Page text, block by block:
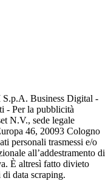
S.p.A. Business Digital -
- Per la pubblicità
N.V., sede legale
46, 20093 Cologno
personali trasmessi e/o
all’addestramento di
È altresì fatto divieto
data scraping.